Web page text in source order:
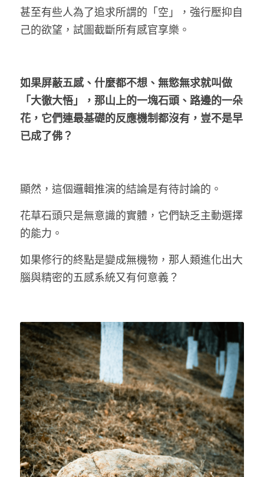
預約各項服務
解夢與清醒夢工作坊
工作坊報名
催眠師進修班
證照班報名
一個小時理解催眠
各式文章
好評回饋
官方LINE
LINE社群
甚至有些人為了追求所謂的「空」，強行壓抑自
己的欲望，試圖截斷所有感官享樂。
如果屏蔽五感、什麼都不想、無慾無求就叫做
「大徹大悟」，那山上的一塊石頭、路邊的一朵
花，它們連最基礎的反應機制都沒有，豈不是早
已成了佛？
顯然，這個邏輯推演的結論是有待討論的。
花草石頭只是無意識的實體，它們缺乏主動選擇
的能力。
如果修行的終點是變成無機物，那人類進化出大
腦與精密的五感系統又有何意義？